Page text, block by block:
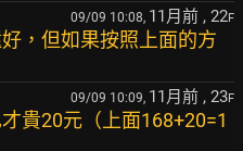
09/09 10:08, 11月前 , 22F
，但如果按照上面的方
09/09 10:09, 11月前 , 23F
貴20元（上面168+20=1